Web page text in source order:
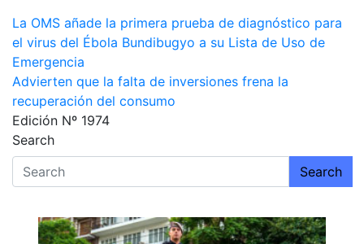
Navegación
de
entradas
La OMS añade la primera prueba de diagnóstico para
el virus del Ébola Bundibugyo a su Lista de Uso de
Emergencia
Advierten que la falta de inversiones frena la
recuperación del consumo
Edición Nº 1974
Search
Search